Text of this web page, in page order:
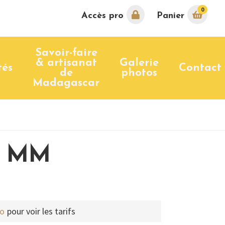
Accès pro Panier
0
Savoir-faire
& artisanat
de
Madagascar
Galerie
photos
Contact
MM
pour voir les tarifs